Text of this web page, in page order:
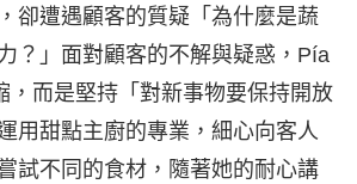
卻遭遇顧客的質疑「為什麼是蔬
？」面對顧客的不解與疑惑，Pía
，而是堅持「對新事物要保持開放
用甜點主廚的專業，細心向客人
試不同的食材，隨著她的耐心講